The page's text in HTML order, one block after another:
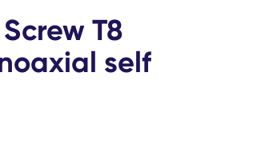
T8
self